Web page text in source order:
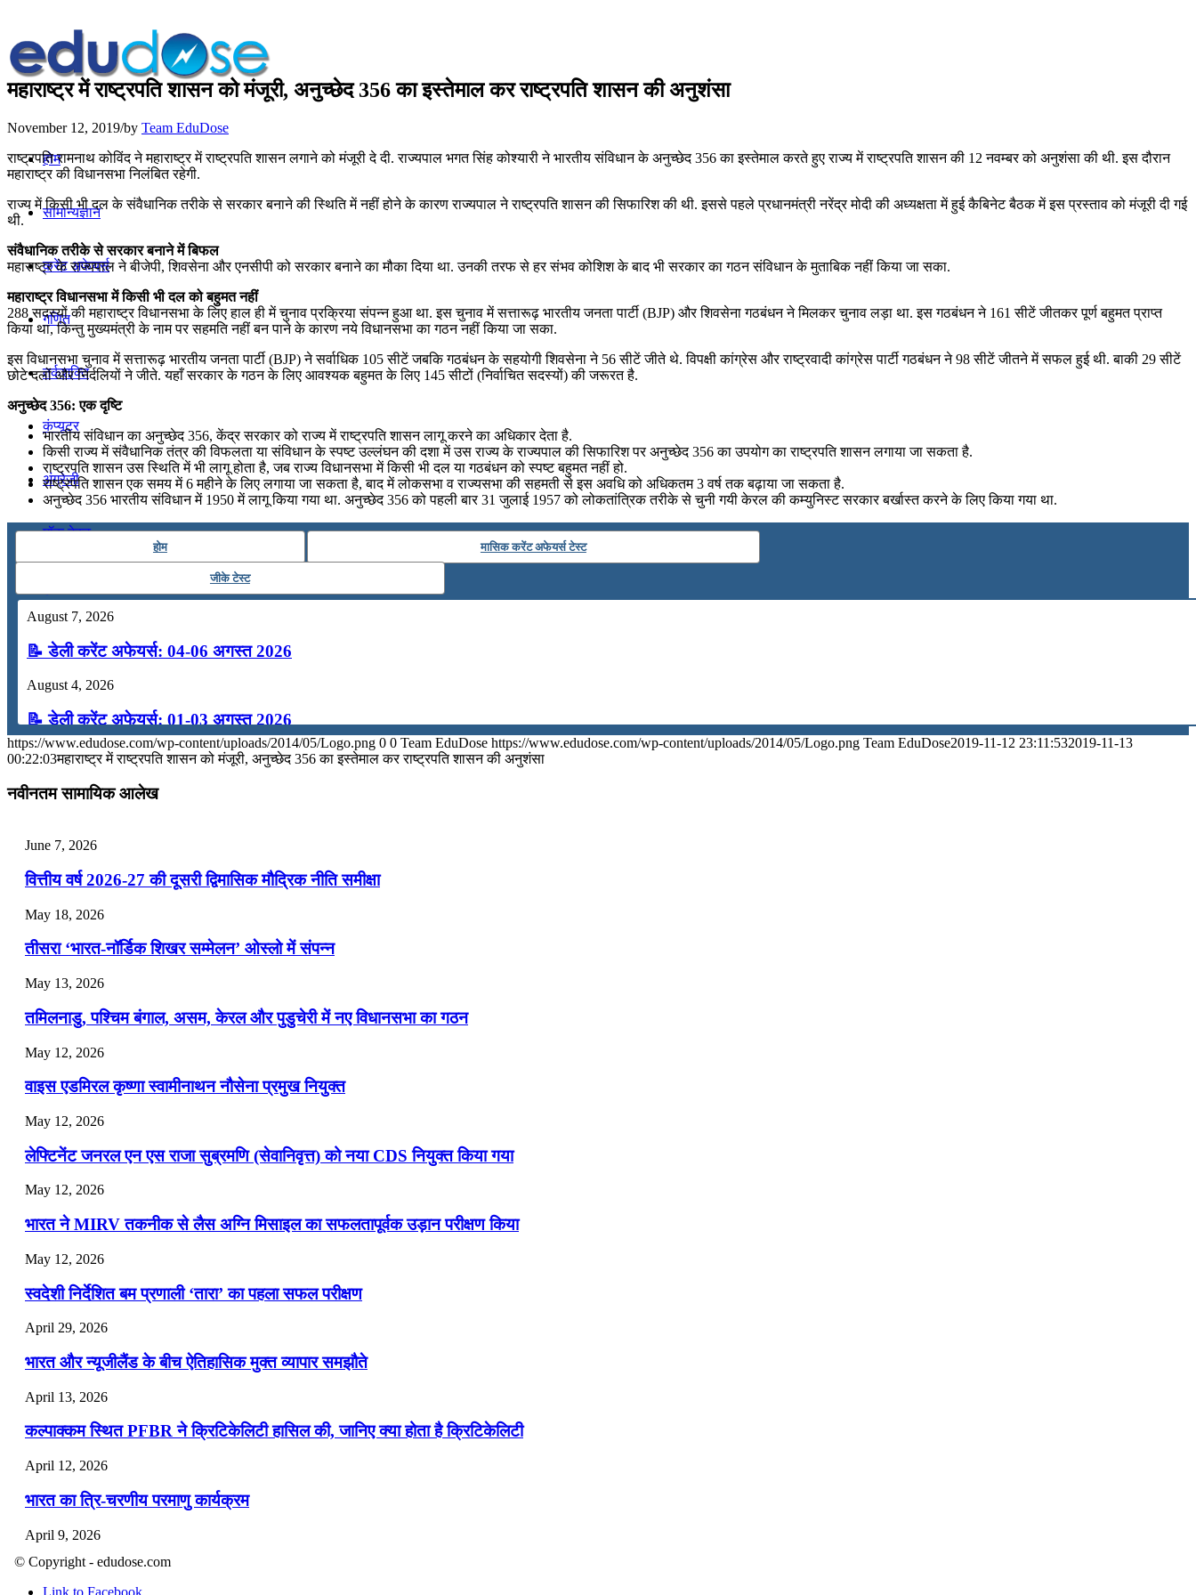
होम
सामान्यज्ञान
करेंट अफेयर्स
गणित
तर्कशक्ति
कंप्यूटर
अंग्रेजी
मॉक टेस्ट
Menu Menu
महाराष्ट्र में राष्ट्रपति शासन को मंजूरी, अनुच्छेद 356 का इस्तेमाल कर राष्ट्रपति शासन की अनुशंसा
November 12, 2019/by Team EduDose
राष्ट्रपति रामनाथ कोविंद ने महाराष्ट्र में राष्ट्रपति शासन लगाने को मंजूरी दे दी. राज्यपाल भगत सिंह कोश्यारी ने भारतीय संविधान के अनुच्छेद 356 का इस्तेमाल करते हुए राज्य में राष्ट्रपति शासन की 12 नवम्बर को अनुशंसा की थी. इस दौरान
महाराष्ट्र की विधानसभा निलंबित रहेगी.
राज्य में किसी भी दल के संवैधानिक तरीके से सरकार बनाने की स्थिति में नहीं होने के कारण राज्यपाल ने राष्ट्रपति शासन की सिफारिश की थी. इससे पहले प्रधानमंत्री नरेंद्र मोदी की अध्यक्षता में हुई कैबिनेट बैठक में इस प्रस्ताव को मंजूरी दी गई
थी.
संवैधानिक तरीके से सरकार बनाने में बिफल
महाराष्ट्र के राज्यपाल ने बीजेपी, शिवसेना और एनसीपी को सरकार बनाने का मौका दिया था. उनकी तरफ से हर संभव कोशिश के बाद भी सरकार का गठन संविधान के मुताबिक नहीं किया जा सका.
महाराष्ट्र विधानसभा में किसी भी दल को बहुमत नहीं
288 सदस्यों की महाराष्ट्र विधानसभा के लिए हाल ही में चुनाव प्रक्रिया संपन्न हुआ था. इस चुनाव में सत्तारूढ़ भारतीय जनता पार्टी (BJP) और शिवसेना गठबंधन ने मिलकर चुनाव लड़ा था. इस गठबंधन ने 161 सीटें जीतकर पूर्ण बहुमत प्राप्त
किया था, किन्तु मुख्यमंत्री के नाम पर सहमति नहीं बन पाने के कारण नये विधानसभा का गठन नहीं किया जा सका.
इस विधानसभा चुनाव में सत्तारूढ़ भारतीय जनता पार्टी (BJP) ने सर्वाधिक 105 सीटें जबकि गठबंधन के सहयोगी शिवसेना ने 56 सीटें जीते थे. विपक्षी कांग्रेस और राष्ट्रवादी कांग्रेस पार्टी गठबंधन ने 98 सीटें जीतने में सफल हुई थी. बाकी 29 सीटें
छोटे दलों और निर्दलियों ने जीते. यहाँ सरकार के गठन के लिए आवश्यक बहुमत के लिए 145 सीटों (निर्वाचित सदस्यों) की जरूरत है.
अनुच्छेद 356: एक दृष्टि
भारतीय संविधान का अनुच्छेद 356, केंद्र सरकार को राज्य में राष्ट्रपति शासन लागू करने का अधिकार देता है.
किसी राज्य में संवैधानिक तंत्र की विफलता या संविधान के स्पष्ट उल्लंघन की दशा में उस राज्य के राज्यपाल की सिफारिश पर अनुच्छेद 356 का उपयोग का राष्ट्रपति शासन लगाया जा सकता है.
राष्ट्रपति शासन उस स्थिति में भी लागू होता है, जब राज्य विधानसभा में किसी भी दल या गठबंधन को स्पष्ट बहुमत नहीं हो.
राष्ट्रपति शासन एक समय में 6 महीने के लिए लगाया जा सकता है, बाद में लोकसभा व राज्यसभा की सहमती से इस अवधि को अधिकतम 3 वर्ष तक बढ़ाया जा सकता है.
अनुच्छेद 356 भारतीय संविधान में 1950 में लागू किया गया था. अनुच्छेद 356 को पहली बार 31 जुलाई 1957 को लोकतांत्रिक तरीके से चुनी गयी केरल की कम्युनिस्ट सरकार बर्खास्त करने के लिए किया गया था.
होम मासिक करेंट अफेयर्स टेस्ट
जीके टेस्ट
August 7, 2026
📝 डेली करेंट अफेयर्स: 04-06 अगस्त 2026
August 4, 2026
📝 डेली करेंट अफेयर्स: 01-03 अगस्त 2026
July 31, 2026
📝 डेली करेंट अफेयर्स: 28-31 जुलाई 2026
📝 डेली करेंट अफेयर्स: 25-27 जुलाई 2026
July 25, 2026
📝 डेली करेंट अफेयर्स: 22-24 जुलाई 2026
July 22, 2026
📝 डेली करेंट अफेयर्स: 19-21 जुलाई 2026
July 19, 2026
📝 डेली करेंट अफेयर्स: 16-18 जुलाई 2026
https://www.edudose.com/wp-content/uploads/2014/05/Logo.png 0 0 Team EduDose https://www.edudose.com/wp-content/uploads/2014/05/Logo.png Team EduDose2019-11-12 23:11:532019-11-13
00:22:03महाराष्ट्र में राष्ट्रपति शासन को मंजूरी, अनुच्छेद 356 का इस्तेमाल कर राष्ट्रपति शासन की अनुशंसा
नवीनतम सामायिक आलेख
June 7, 2026
वित्तीय वर्ष 2026-27 की दूसरी द्विमासिक मौद्रिक नीति समीक्षा
May 18, 2026
तीसरा ‘भारत-नॉर्डिक शिखर सम्मेलन’ ओस्लो में संपन्न
May 13, 2026
तमिलनाडु, पश्चिम बंगाल, असम, केरल और पुडुचेरी में नए विधानसभा का गठन
May 12, 2026
वाइस एडमिरल कृष्णा स्वामीनाथन नौसेना प्रमुख नियुक्त
May 12, 2026
लेफ्टिनेंट जनरल एन एस राजा सुब्रमणि (सेवानिवृत्त) को नया CDS नियुक्त किया गया
May 12, 2026
भारत ने MIRV तकनीक से लैस अग्नि मिसाइल का सफलतापूर्वक उड़ान परीक्षण किया
May 12, 2026
स्वदेशी निर्देशित बम प्रणाली ‘तारा’ का पहला सफल परीक्षण
April 29, 2026
भारत और न्यूजीलैंड के बीच ऐतिहासिक मुक्त व्यापार समझौते
April 13, 2026
कल्पाक्कम स्थित PFBR ने क्रिटिकेलिटी हासिल की, जानिए क्या होता है क्रिटिकेलिटी
April 12, 2026
भारत का त्रि-चरणीय परमाणु कार्यक्रम
April 9, 2026
नासा का आर्टेमिस-2 मिशन: मनुष्य एक बार फिर से चंद्रमा के करीब पहुंचा
© Copyright - edudose.com